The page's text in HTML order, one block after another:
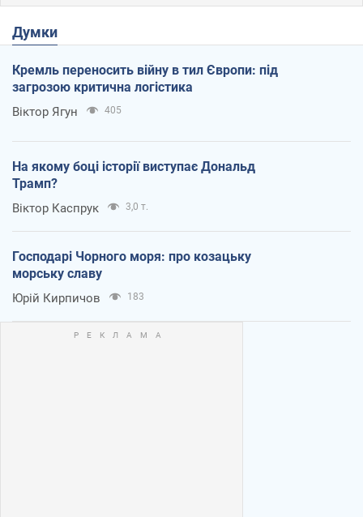
Думки
Кремль переносить війну в тил Європи: під
загрозою критична логістика
Віктор Ягун 405
На якому боці історії виступає Дональд
Трамп?
Віктор Каспрук 3,0 т.
Господарі Чорного моря: про козацьку
морську славу
Юрій Кирпичов 183